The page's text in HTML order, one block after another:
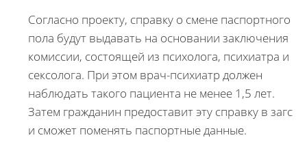
Согласно проекту, справку о смене паспортного
пола будут выдавать на основании заключения
комиссии, состоящей из психолога, психиатра и
сексолога. При этом врач-психиатр должен
наблюдать такого пациента не менее 1,5 лет.
Затем гражданин предоставит эту справку в загс
и сможет поменять паспортные данные.